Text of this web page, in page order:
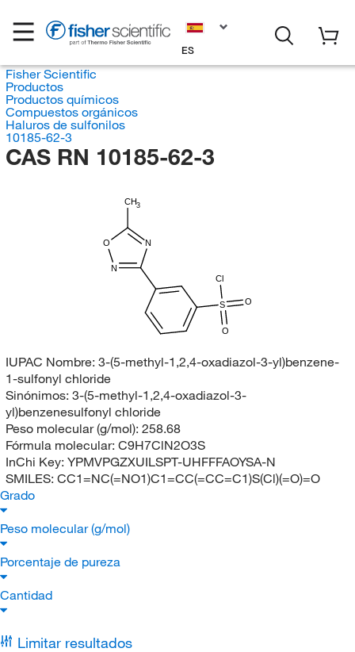
ES
Fisher Scientific
Productos
Productos químicos
Compuestos orgánicos
Haluros de sulfonilos
10185-62-3
CAS RN 10185-62-3
CH3
N
N
O
S O
O
Cl
IUPAC Nombre: 3-(5-methyl-1,2,4-oxadiazol-3-yl)benzene-
1-sulfonyl chloride
Sinónimos: 3-(5-methyl-1,2,4-oxadiazol-3-
yl)benzenesulfonyl chloride
Peso molecular (g/mol): 258.68
Fórmula molecular: C9H7ClN2O3S
InChi Key: YPMVPGZXUILSPT-UHFFFAOYSA-N
SMILES: CC1=NC(=NO1)C1=CC(=CC=C1)S(Cl)(=O)=O
Grado
Peso molecular (g/mol)
Porcentaje de pureza
Cantidad
Limitar resultados